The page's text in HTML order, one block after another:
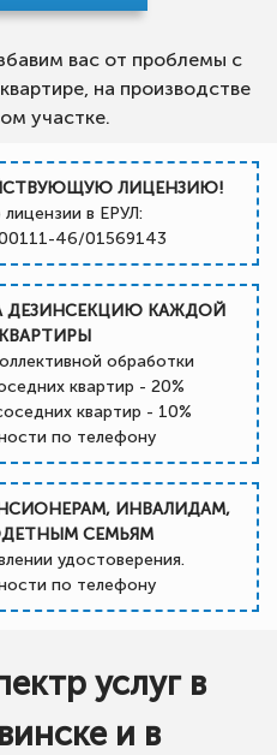
вас от проблемы с
на производстве
участке.
ЛИЦЕНЗИЮ!
в ЕРУЛ:
46/01569143
ДЕЗИНСЕКЦИЮ КАЖДОЙ
КВАРТИРЫ
обработки
квартир - 20%
квартир - 10%
по телефону
ИНВАЛИДАМ,
СЕМЬЯМ
удостоверения.
по телефону
услуг в
и в